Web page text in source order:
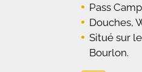
Pass
Douches,
Situé sur
Bourlon.